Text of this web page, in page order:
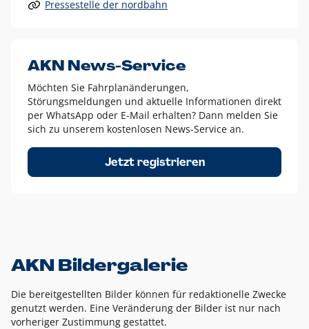
Alle anderen Logo-Varianten dürfen nur in Ausnahmefällen
Diese Ausnahmen sind zum Beispiel:
dem AKN Blau,
weißes Logo auf Fotohintergründen,
schwarzes Logo für reine Schwarz-Weiß-Umsetzungen
Um das Logo herum muss ein Schutzraum von jeweils einer
Höhe bzw. Breite des N aus AKN in alle Richtungen
Pressestelle der nordbahn
AKN News-Service
Möchten Sie Fahrplanänderungen,
Störungsmeldungen und aktuelle Informationen direkt
per WhatsApp oder E-Mail erhalten? Dann melden Sie
sich zu unserem kostenlosen News-Service an.
Jetzt registrieren
AKN Bildergalerie
Die bereitgestellten Bilder können für redaktionelle Zwecke
genutzt werden. Eine Veränderung der Bilder ist nur nach
vorheriger Zustimmung gestattet.